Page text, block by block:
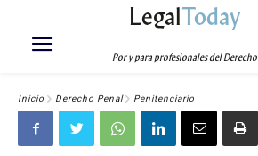
LegalToday
Por y para profesionales del Derecho
Inicio Derecho Penal Penitenciario